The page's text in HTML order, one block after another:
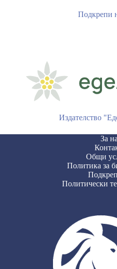
Подкрепи
Издателство
За
Общи
Политика за
Политически